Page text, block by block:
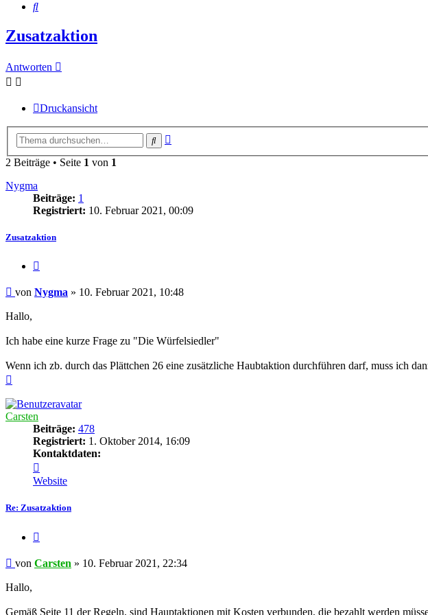
Suche
Zusatzaktion
Antworten
Druckansicht
Suche
2 Beiträge • Seite 1 von 1
Nygma
Beiträge: 1
Registriert: 10. Februar 2021, 00:09
Zusatzaktion
Beitrag
von Nygma » 10. Februar 2021, 10:48
Hallo,
Ich habe eine kurze Frage zu "Die Würfelsiedler"
Wenn ich zb. durch das Plättchen 26 eine zusätzliche Haubtaktion durchführen darf, muss ich
Carsten
Beiträge: 478
Registriert: 1. Oktober 2014, 16:09
Kontaktdaten:
von
Carsten
Website
Re: Zusatzaktion
Beitrag
von Carsten » 10. Februar 2021, 22:34
Hallo,
Gemäß Seite 11 der Regeln, sind Hauptaktionen mit Kosten verbunden, die bezahlt werden